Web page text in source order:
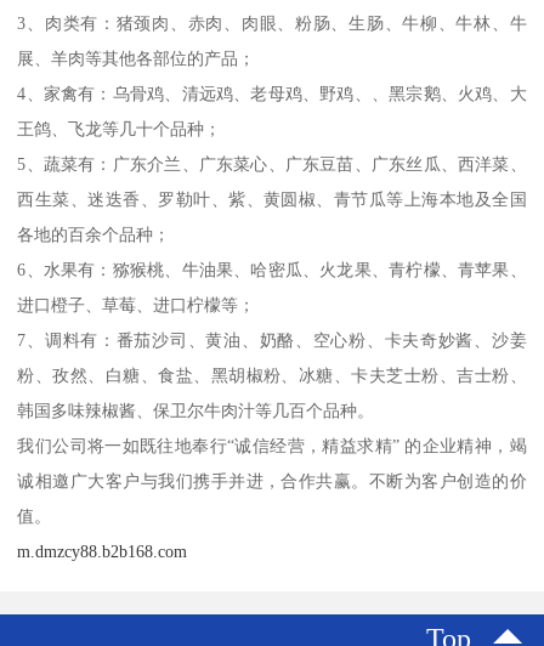
3、肉类有：猪颈肉、赤肉、肉眼、粉肠、生肠、牛柳、牛林、牛
展、羊肉等其他各部位的产品；
4、家禽有：乌骨鸡、清远鸡、老母鸡、野鸡、、黑宗鹅、火鸡、大
王鸽、飞龙等几十个品种；
5、蔬菜有：广东介兰、广东菜心、广东豆苗、广东丝瓜、西洋菜、
西生菜、迷迭香、罗勒叶、紫、黄圆椒、青节瓜等上海本地及全国
各地的百余个品种；
6、水果有：猕猴桃、牛油果、哈密瓜、火龙果、青柠檬、青苹果、
进口橙子、草莓、进口柠檬等；
7、调料有：番茄沙司、黄油、奶酪、空心粉、卡夫奇妙酱、沙姜
粉、孜然、白糖、食盐、黑胡椒粉、冰糖、卡夫芝士粉、吉士粉、
韩国多味辣椒酱、保卫尔牛肉汁等几百个品种。
我们公司将一如既往地奉行“诚信经营，精益求精” 的企业精神，竭
诚相邀广大客户与我们携手并进，合作共赢。不断为客户创造的价
值。
m.dmzcy88.b2b168.com
Top